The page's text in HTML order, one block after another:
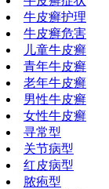
牛皮癣护理
牛皮癣危害
儿童牛皮癣
青年牛皮癣
老年牛皮癣
男性牛皮癣
女性牛皮癣
寻常型
关节病型
红皮病型
脓疱型